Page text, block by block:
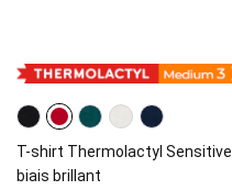
T-shirt Thermolactyl Sensitive
biais brillant